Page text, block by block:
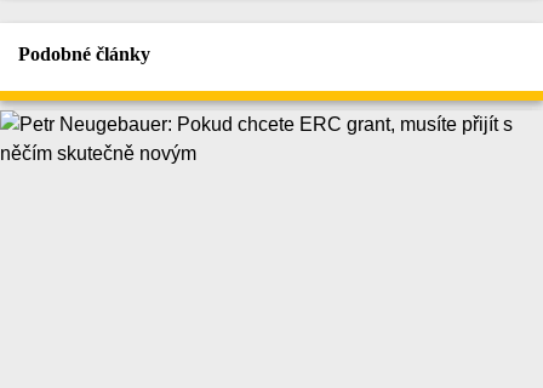
Podobné články